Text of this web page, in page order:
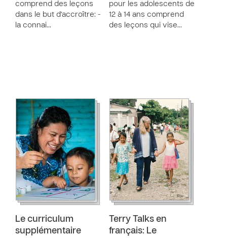
comprend des leçons
dans le but d'accroître: -
la connai…
pour les adolescents de
12 à 14 ans comprend
des leçons qui vise…
Le curriculum
supplémentaire
Terry Talks en
français: Le